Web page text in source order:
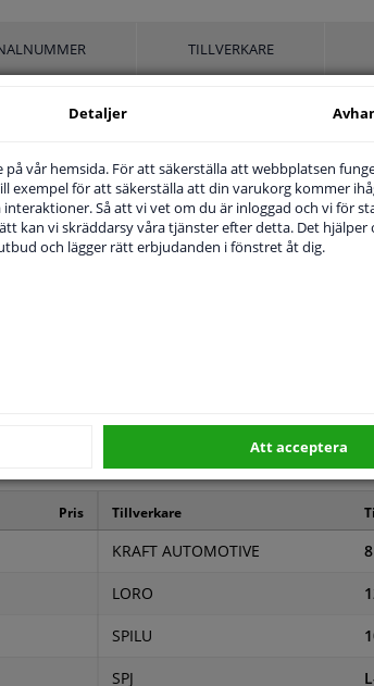
TILLVERKARE
Vänster, förarens sida
Uppvärmbar
Bulb-formad
Pris Tillverkare
KRAFT AUTOMOTIVE
LORO
SPILU
SPJ
Detaljer
på vår hemsida. För att säkerställa att webbplatsen
exempel för att säkerställa att din varukorg kommer
Så att vi vet om du är inloggad och vi för
kan vi skräddarsy våra tjänster efter detta. Det hjälper
och lägger rätt erbjudanden i fönstret åt dig.
Att acceptera